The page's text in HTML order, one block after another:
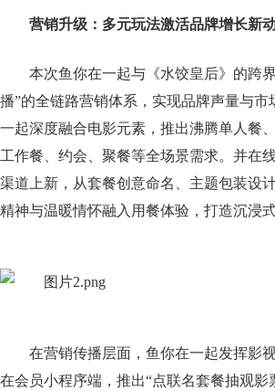
营销升级：多元玩法激活品牌增长新
本次鱼你在一起与《水饺皇后》的跨
播”的全链路营销体系，实现品牌声量与
一起深度融合电影元素，推出沸腾单人餐
工作餐、约会、聚餐等全场景需求。并在
渠道上新，从套餐创意命名、主题包装设
精神与温暖情怀融入用餐体验，打造沉浸式
在营销传播层面，鱼你在一起发挥影
在会员小程序端，推出“点联名套餐抽观